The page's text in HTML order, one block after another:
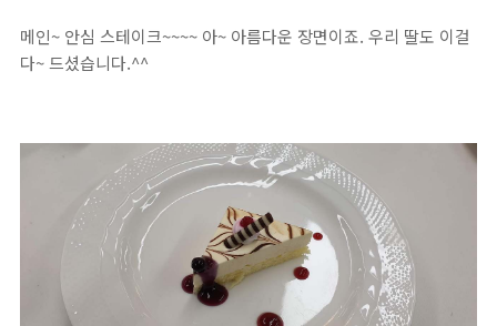
메인~ 안심 스테이크~~~~ 아~ 아름다운 장면이죠. 우리 딸도 이걸
다~ 드셨습니다.^^